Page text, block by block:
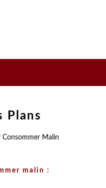
Plans
malin :